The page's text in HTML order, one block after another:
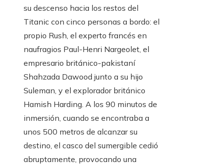
su descenso hacia los restos del
Titanic con cinco personas a bordo: el
propio Rush, el experto francés en
naufragios Paul-Henri Nargeolet, el
empresario británico-pakistaní
Shahzada Dawood junto a su hijo
Suleman, y el explorador británico
Hamish Harding. A los 90 minutos de
inmersión, cuando se encontraba a
unos 500 metros de alcanzar su
destino, el casco del sumergible cedió
abruptamente, provocando una